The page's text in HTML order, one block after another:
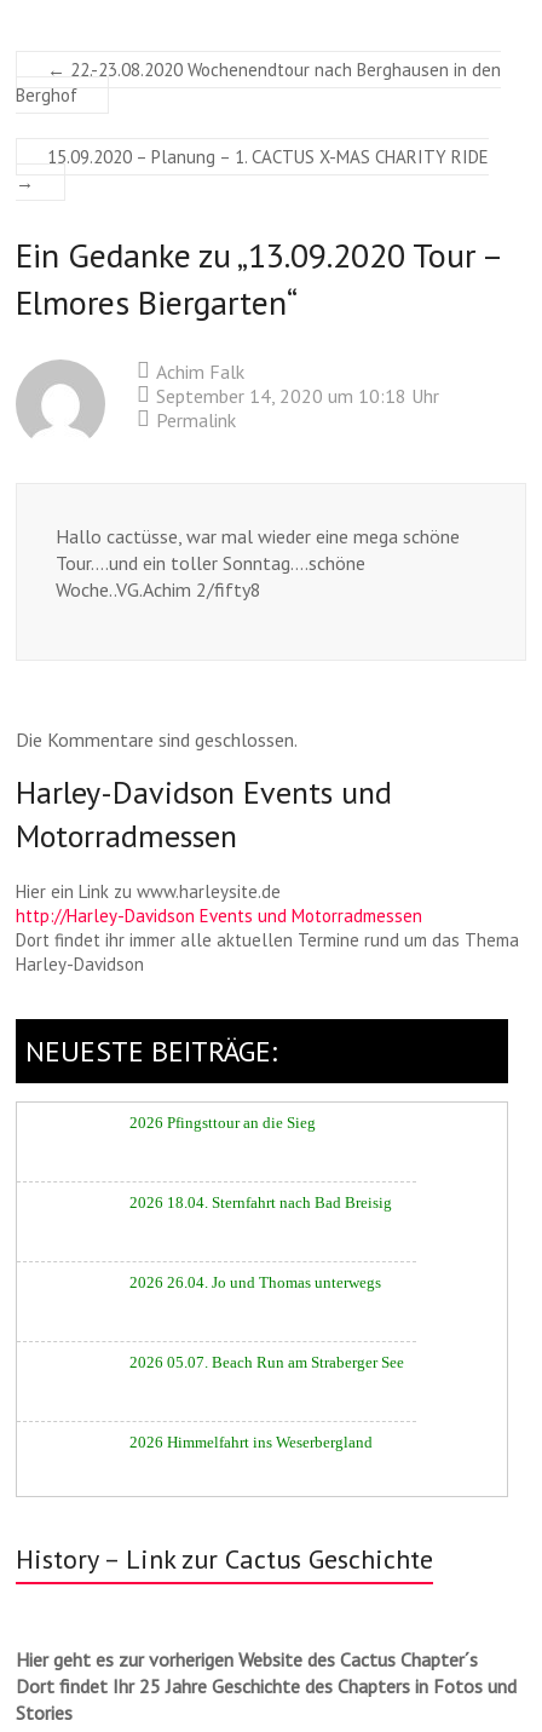
← 22.-23.08.2020 Wochenendtour nach Berghausen in den
Berghof
15.09.2020 – Planung – 1. CACTUS X-MAS CHARITY RIDE
→
Ein Gedanke zu „13.09.2020 Tour –
Elmores Biergarten“
Achim Falk
September 14, 2020 um 10:18 Uhr
Permalink
Hallo cactüsse, war mal wieder eine mega schöne
Tour….und ein toller Sonntag….schöne
Woche..VG.Achim 2/fifty8
Die Kommentare sind geschlossen.
Harley-Davidson Events und
Motorradmessen
Hier ein Link zu www.harleysite.de
http://Harley-Davidson Events und Motorradmessen
Dort findet ihr immer alle aktuellen Termine rund um das Thema
Harley-Davidson
NEUESTE BEITRÄGE:
2026 Pfingsttour an die Sieg
2026 18.04. Sternfahrt nach Bad Breisig
2026 26.04. Jo und Thomas unterwegs
2026 05.07. Beach Run am Straberger See
2026 Himmelfahrt ins Weserbergland
History – Link zur Cactus Geschichte
Hier geht es zur vorherigen Website des Cactus Chapter´s
Dort findet Ihr 25 Jahre Geschichte des Chapters in Fotos und
Stories